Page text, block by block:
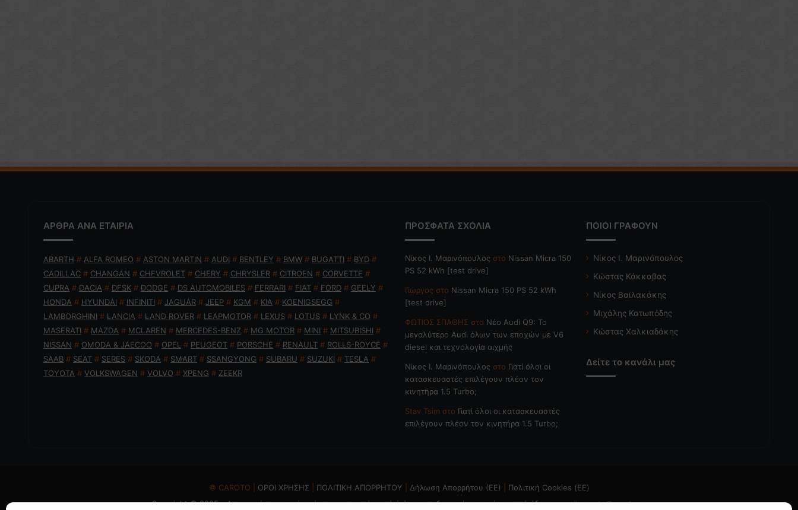
ΑΡΘΡΑ ΑΝΑ ΕΤΑΙΡΙΑ
ABARTH # ALFA ROMEO # ASTON MARTIN # AUDI # BENTLEY # BMW # BUGATTI # BYD #
CADILLAC # CHANGAN # CHEVROLET # CHERY # CHRYSLER # CITROEN # CORVETTE #
CUPRA # DACIA # DFSK # DODGE # DS AUTOMOBILES # FERRARI # FIAT # FORD # GEELY #
HONDA # HYUNDAI # INFINITI # JAGUAR # JEEP # KGM # KIA # KOENIGSEGG #
LAMBORGHINI # LANCIA # LAND ROVER # LEAPMOTOR # LEXUS # LOTUS # LYNK & CO #
MASERATI # MAZDA # MCLAREN # MERCEDES-BENZ # MG MOTOR # MINI # MITSUBISHI #
NISSAN # OMODA & JAECOO # OPEL # PEUGEOT # PORSCHE # RENAULT # ROLLS-ROYCE #
SAAB # SEAT # SERES # SKODA # SMART # SSANGYONG # SUBARU # SUZUKI # TESLA #
TOYOTA # VOLKSWAGEN # VOLVO # XPENG # ZEEKR
ΠΡΟΣΦΑΤΑ ΣΧΟΛΙΑ
Nίκος Ι. Mαρινόπουλος στο Nissan Micra 150
PS 52 kWh [test drive]
Γιώργος στο Nissan Micra 150 PS 52 kWh
[test drive]
ΦΩΤΙΟΣ ΣΠΑΘΗΣ στο Νέο Audi Q9: Το
μεγαλύτερο Audi όλων των εποχών με V6
diesel και τεχνολογία αιχμής
Nίκος Ι. Mαρινόπουλος στο Γιατί όλοι οι
κατασκευαστές επιλέγουν πλέον τον
κινητήρα 1.5 Turbo;
Stav Tsim στο Γιατί όλοι οι κατασκευαστές
επιλέγουν πλέον τον κινητήρα 1.5 Turbo;
ΠΟΙΟΙ ΓΡΑΦΟΥΝ
Νίκος Ι. Μαρινόπουλος
Κώστας Κάκκαβας
Νίκος Βαϊλακάκης
Μιχάλης Κατωπόδης
Κώστας Χαλκιαδάκης
Δείτε το κανάλι μας
© CAROTO | ΟΡΟΙ ΧΡΗΣΗΣ ΠΟΛΙΤΙΚΗ ΑΠΟΡΡΗΤΟΥ Δήλωση Απορρήτου (ΕΕ)
Πολιτική Cookies (ΕΕ)
Copyright © 2025 - Απαγορεύεται η χρήση ή επανεκπομπή, μετά ή άνευ επεξεργασίας, χωρίς γραπτή άδεια- email: caroto@caroto.gr